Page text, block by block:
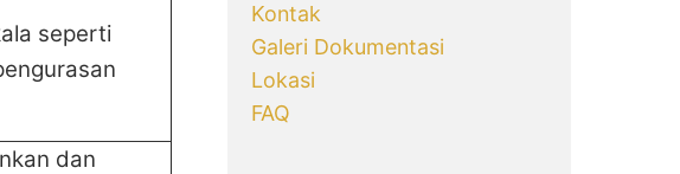
seperti
dan
Kontak
Galeri Dokumentasi
Lokasi
FAQ